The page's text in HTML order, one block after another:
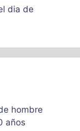
dia de
hombre
años